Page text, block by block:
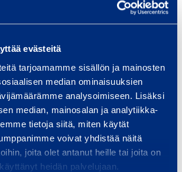
evästeitä
tarjoamamme sisällön ja mainosten
median ominaisuuksien
analysoimiseen. Lisäksi
median, mainosalan ja analytiikka-
tietoja siitä, miten käytät
voivat yhdistää näitä
joita olet antanut heille tai joita on
heidän palvelujaan.
v
ä
m
u
t
t
e
r
mutteri­
paine­ilma
KPT381P
Paineilma
-2500 Nm